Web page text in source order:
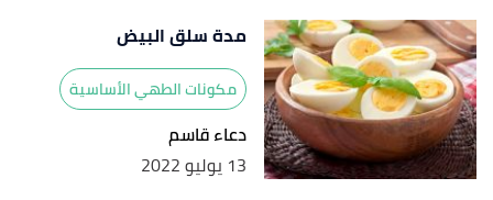
مدة سلق البيض
مكونات الطهي الأساسية
دعاء قاسم
13 يوليو 2022